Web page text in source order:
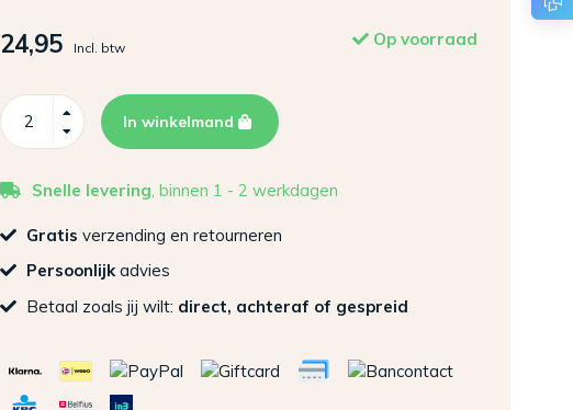
24,95 Incl. btw Op voorraad
In winkelmand
Snelle levering , binnen 1 - 2 werkdagen
Gratis verzending en retourneren
Persoonlijkadvies
Betaal zoals jij wilt: direct, achteraf of gespreid